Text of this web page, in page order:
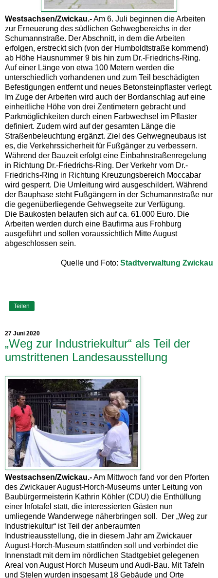
Westsachsen/Zwickau.-Am 6. Juli beginnen die Arbeiten
zur Erneuerung des südlichen Gehwegbereichs in der
Schumannstraße. Der Abschnitt, in dem die Arbeiten
erfolgen, erstreckt sich (von der Humboldtstraße kommend)
ab Höhe Hausnummer 9 bis hin zum Dr.-Friedrichs-Ring.
Auf einer Länge von etwa 100 Metern werden die
unterschiedlich vorhandenen und zum Teil beschädigten
Befestigungen entfernt und neues Betonsteinpflaster verlegt.
Im Zuge der Arbeiten wird auch der Bordanschlag auf eine
einheitliche Höhe von drei Zentimetern gebracht und
Parkmöglichkeiten durch einen Farbwechsel im Pflaster
definiert. Zudem wird auf der gesamten Länge die
Straßenbeleuchtung ergänzt. Ziel des Gehwegneubaus ist
es, die Verkehrssicherheit für Fußgänger zu verbessern.
Während der Bauzeit erfolgt eine Einbahnstraßenregelung
in Richtung Dr.-Friedrichs-Ring. Der Verkehr vom Dr.-
Friedrichs-Ring in Richtung Kreuzungsbereich Moccabar
wird gesperrt. Die Umleitung wird ausgeschildert. Während
der Bauphase steht Fußgängern in der Schumannstraße nur
die gegenüberliegende Gehwegseite zur Verfügung.
Die Baukosten belaufen sich auf ca. 61.000 Euro. Die
Arbeiten werden durch eine Baufirma aus Frohburg
ausgeführt und sollen voraussichtlich Mitte August
abgeschlossen sein.
Quelle und Foto: Stadtverwaltung Zwickau
Teilen
27 Juni 2020
„Weg zur Industriekultur“ als Teil der
umstrittenen Landesausstellung
Westsachsen/Zwickau.-Am Mittwoch fand vor den Pforten
des Zwickauer August-Horch-Museums unter Leitung von
Baubürgermeisterin Kathrin Köhler (CDU) die Enthüllung
einer Infotafel statt, die interessierten Gästen nun
umliegende Wanderwege näherbringen soll. Der „Weg zur
Industriekultur“ ist Teil der anberaumten
Industrieausstellung, die in diesem Jahr am Zwickauer
August-Horch-Museum stattfinden soll und verbindet die
Innenstadt mit dem im nördlichen Stadtgebiet gelegenen
Areal von August Horch Museum und Audi-Bau. Mit Tafeln
und Stelen wurden insgesamt 18 Gebäude und Orte